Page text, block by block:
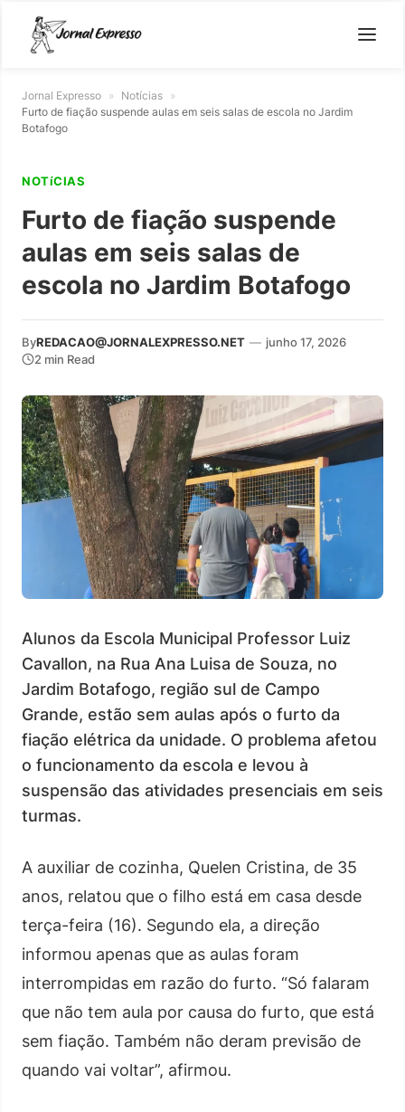
Jornal Expresso » Notícias »
Furto de fiação suspende aulas em seis salas de escola no Jardim
Botafogo
NOTíCIAS
Furto de fiação suspende
aulas em seis salas de
escola no Jardim Botafogo
ByREDACAO@JORNALEXPRESSO.NET — junho 17, 2026
2 min Read
Alunos da Escola Municipal Professor Luiz
Cavallon, na Rua Ana Luisa de Souza, no
Jardim Botafogo, região sul de Campo
Grande, estão sem aulas após o furto da
fiação elétrica da unidade. O problema afetou
o funcionamento da escola e levou à
suspensão das atividades presenciais em seis
turmas.
A auxiliar de cozinha, Quelen Cristina, de 35
anos, relatou que o filho está em casa desde
terça-feira (16). Segundo ela, a direção
informou apenas que as aulas foram
interrompidas em razão do furto. “Só falaram
que não tem aula por causa do furto, que está
sem fiação. Também não deram previsão de
quando vai voltar”, afirmou.